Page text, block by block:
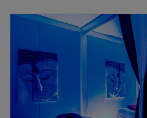
Mardi
Jeudi
Vendredi
Samedi
Dimanche